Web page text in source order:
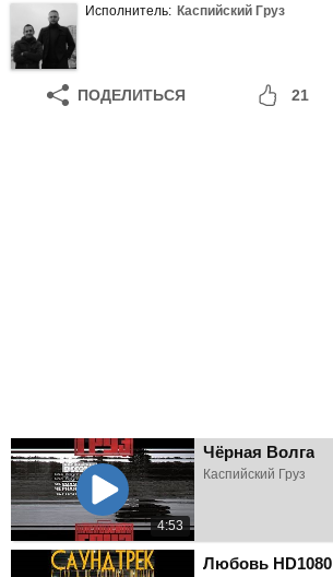
Исполнитель: Каспийский Груз
ПОДЕЛИТЬСЯ 21
4:53
Чёрная Волга
Каспийский Груз
Любовь HD1080